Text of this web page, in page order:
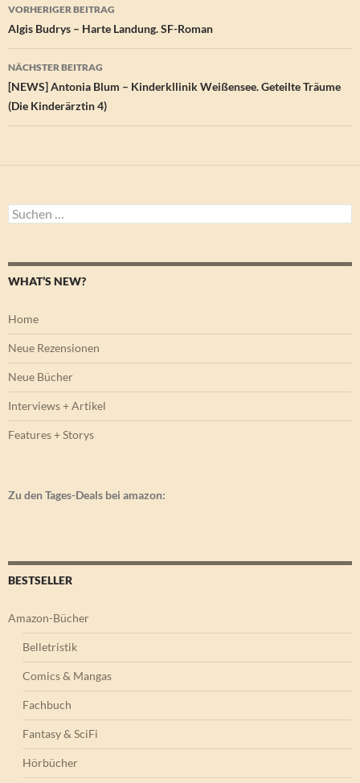
VORHERIGER BEITRAG
Algis Budrys – Harte Landung. SF-Roman
NÄCHSTER BEITRAG
[NEWS] Antonia Blum – Kinderkllinik Weißensee. Geteilte Träume
(Die Kinderärztin 4)
Suchen
nach:
WHAT’S NEW?
Home
Neue Rezensionen
Neue Bücher
Interviews + Artikel
Features + Storys
Zu den Tages-Deals bei amazon:
BESTSELLER
Amazon-Bücher
Belletristik
Comics & Mangas
Fachbuch
Fantasy & SciFi
Hörbücher